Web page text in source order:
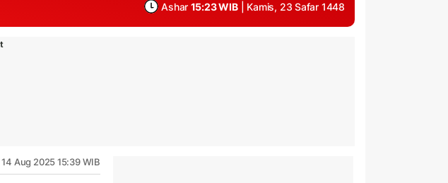
Ashar 15:23 WIB | Kamis, 23 Safar 1448
14 Aug 2025 15:39 WIB